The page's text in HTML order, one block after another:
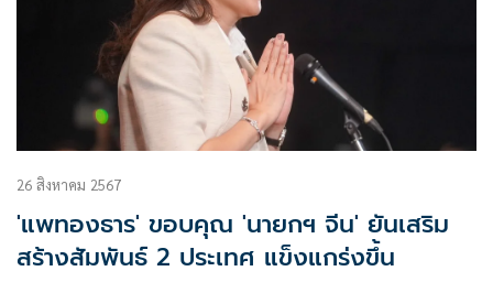
26 สิงหาคม 2567
'แพทองธาร' ขอบคุณ 'นายกฯ จีน' ยันเสริม
สร้างสัมพันธ์ 2 ประเทศ แข็งแกร่งขึ้น